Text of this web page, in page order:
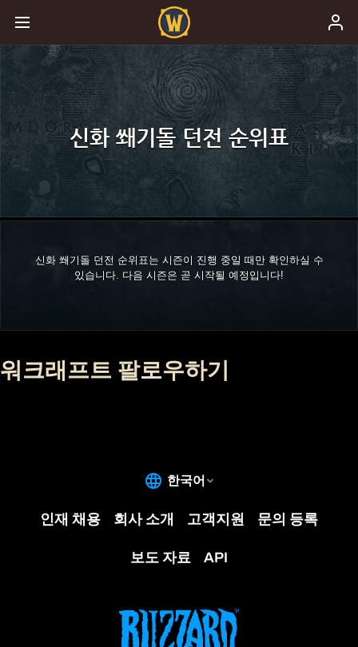
신화 쐐기돌 던전 순위표
신화 쐐기돌 던전 순위표는 시즌이 진행 중일 때만 확인하실 수
있습니다. 다음 시즌은 곧 시작될 예정입니다!
워크래프트 팔로우하기